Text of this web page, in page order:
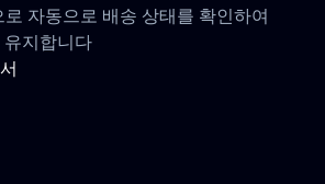
자동으로 배송 상태를 확인하여
유지합니다